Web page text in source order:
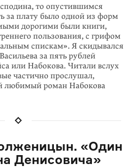
то опустившимся
за плату было одной из форм
доро­гими были книги,
пользования, с грифом
спискам». Я скидывался
за пять рублей
или Набокова. Читали вслух
частично прослушал,
любимый роман Набокова
«Один
Денисовича»